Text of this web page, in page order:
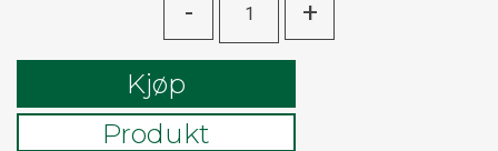
- +
Kjøp
Produkt